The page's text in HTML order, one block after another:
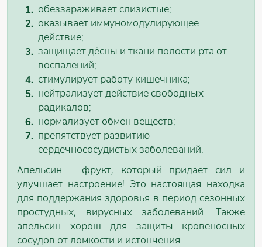
обеззараживает слизистые;
оказывает иммуномодулирующее
действие;
защищает дёсны и ткани полости рта от
воспалений;
стимулирует работу кишечника;
нейтрализует действие свободных
радикалов;
нормализует обмен веществ;
препятствует развитию
сердечнососудистых заболеваний.
Апельсин – фрукт, который придает сил и
улучшает настроение! Это настоящая находка
для поддержания здоровья в период сезонных
простудных, вирусных заболеваний. Также
апельсин хорош для защиты кровеносных
сосудов от ломкости и истончения.